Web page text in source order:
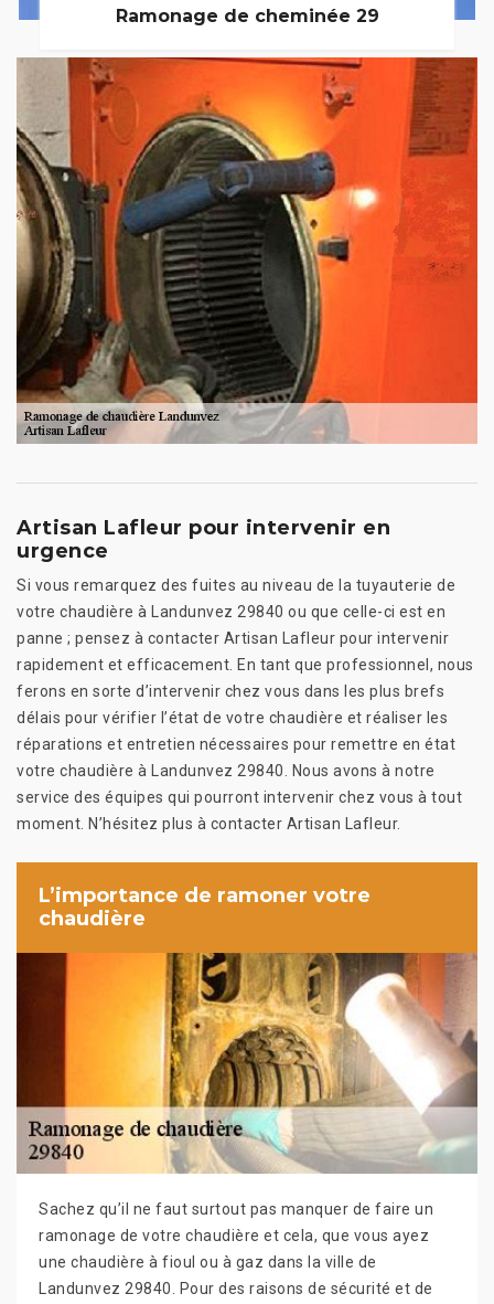
Ramonage de cheminée 29
Artisan Lafleur pour intervenir en
urgence
Si vous remarquez des fuites au niveau de la tuyauterie de
votre chaudière à Landunvez 29840 ou que celle-ci est en
panne ; pensez à contacter Artisan Lafleur pour intervenir
rapidement et efficacement. En tant que professionnel, nous
ferons en sorte d’intervenir chez vous dans les plus brefs
délais pour vérifier l’état de votre chaudière et réaliser les
réparations et entretien nécessaires pour remettre en état
votre chaudière à Landunvez 29840. Nous avons à notre
service des équipes qui pourront intervenir chez vous à tout
moment. N’hésitez plus à contacter Artisan Lafleur.
L’importance de ramoner votre
chaudière
Sachez qu’il ne faut surtout pas manquer de faire un
ramonage de votre chaudière et cela, que vous ayez
une chaudière à fioul ou à gaz dans la ville de
Landunvez 29840. Pour des raisons de sécurité et de